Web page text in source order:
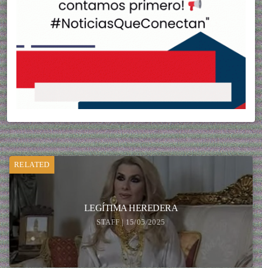
RELATED
LEGÍTIMA HEREDERA
STAFF | 15/05/2025